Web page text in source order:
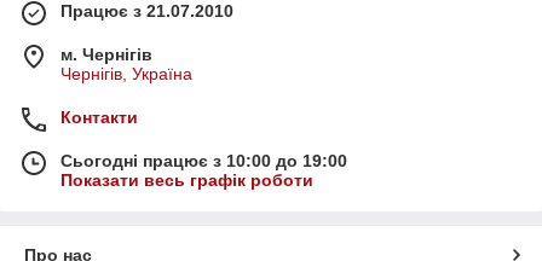
Працює з 21.07.2010
м. Чернігів
Чернігів, Україна
Контакти
Сьогодні працює з 10:00 до 19:00
Показати весь графік роботи
Про нас